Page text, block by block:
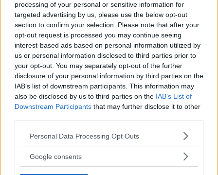
processing of your personal or sensitive information for
targeted advertising by us, please use the below opt-out
section to confirm your selection. Please note that after your
opt-out request is processed you may continue seeing
interest-based ads based on personal information utilized by
us or personal information disclosed to third parties prior to
your opt-out. You may separately opt-out of the further
disclosure of your personal information by third parties on the
IAB’s list of downstream participants. This information may
also be disclosed by us to third parties on the IAB’s List of
Downstream Participants that may further disclose it to other
Please note that this website/app uses one or more Google
not limited to your visit or usage behaviour. You may click to
Personal Data Processing Opt Outs
Google consents
Mercedes stora suvmodell GLE kan ha farliga
bromsproblem. Fyra Mercedesförare larmar nu om
bristande bromsverkan i väta. I Sverige kan tusentals
bilar vara berörda av bromsfel.
Text
Christian Ellmark
Fotograf
Christian Ellmark
Det här är en låst artikel.Logga inför